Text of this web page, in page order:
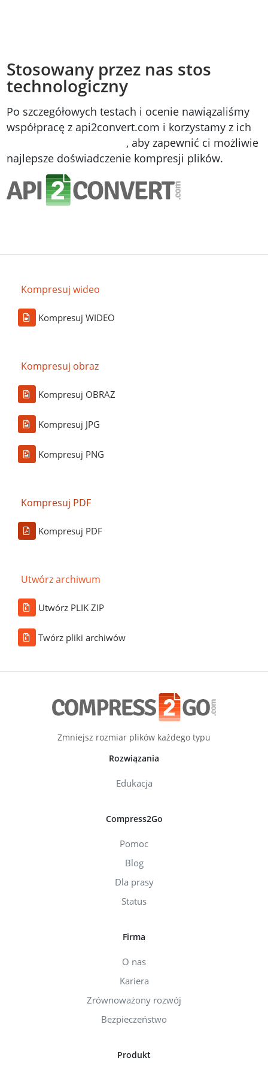
Stosowany przez nas stos
technologiczny
Po szczegółowych testach i ocenie nawiązaliśmy
współpracę z api2convert.com i korzystamy z ich
, aby zapewnić ci możliwie
najlepsze doświadczenie kompresji plików.
Kompresuj wideo
Kompresuj WIDEO
Kompresuj obraz
Kompresuj OBRAZ
Kompresuj JPG
Kompresuj PNG
Kompresuj PDF
Kompresuj PDF
Utwórz archiwum
Utwórz PLIK ZIP
Twórz pliki archiwów
Zmniejsz rozmiar plików każdego typu
Rozwiązania
Edukacja
Compress2Go
Pomoc
Blog
Dla prasy
Status
Firma
O nas
Kariera
Zrównoważony rozwój
Bezpieczeństwo
Produkt